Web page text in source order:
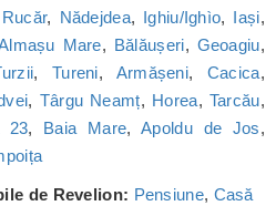
Rucăr, Nădejdea, Ighiu/Ighìo, Iași,
Mare, Bălăușeri, Geoagiu,
, Tureni, Armășeni, Cacica,
, Târgu Neamț, Horea, Tarcău,
23, Baia Mare,Apoldu de Jos,
de Revelion: Pensiune, Casă